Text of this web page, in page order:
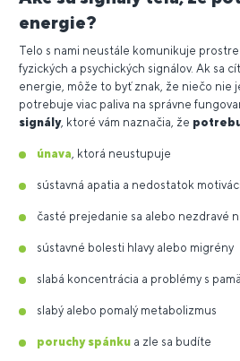
energie?
Telo s nami neustále komunikuje
fyzických a psychických signálov. Ak sa
energie, môže to byť znak, že niečo nie
potrebuje viac paliva na správne
signály, ktoré vám naznačia, že
únava , ktorá neustupuje
sústavná apatia a nedostatok
časté prejedanie sa alebo nezdravé
sústavné bolesti hlavy alebo migrény
slabá koncentrácia a problémy s
slabý alebo pomalý metabolizmus
poruchy spánku a zle sa budíte